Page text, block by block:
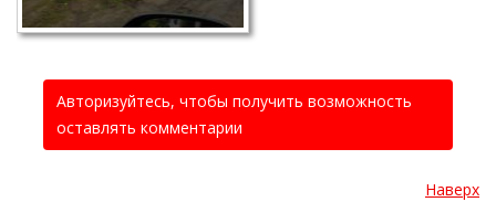
Авторизуйтесь, чтобы получить возможность
оставлять комментарии
Наверх